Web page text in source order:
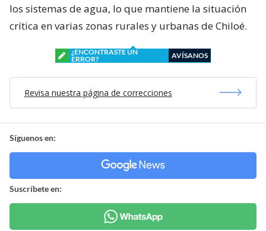
los sistemas de agua, lo que mantiene la situación
crítica en varias zonas rurales y urbanas de Chiloé.
¿ENCONTRASTE UN
ERROR?
AVÍSANOS
Revisa nuestra página de correcciones
Síguenos en:
Suscríbete en: